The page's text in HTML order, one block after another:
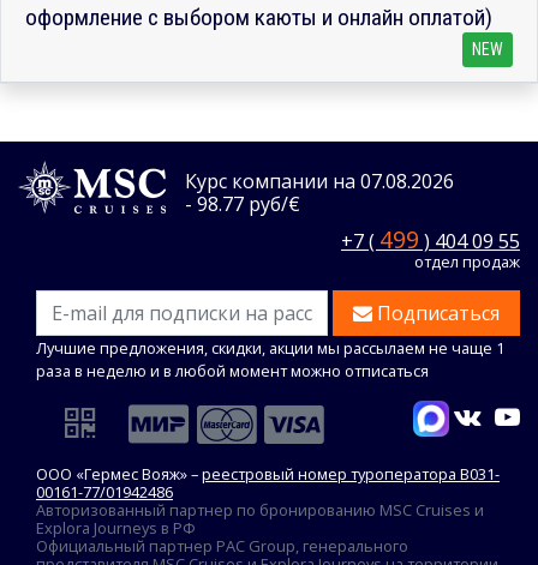
оформление с выбором каюты и онлайн оплатой)
NEW
Курс компании на 07.08.2026
- 98.77 руб/€
+7 ( 499 ) 404 09 55
отдел продаж
Подписаться
Лучшие предложения, скидки, акции мы рассылаем не чаще 1
раза в неделю и в любой момент можно отписаться
ООО «Гермес Вояж» –реестровый номер туроператора В031-
00161-77/01942486
Авторизованный партнер по бронированию MSC Cruises и
Explora Journeys в РФ
Официальный партнер PAC Group, генерального